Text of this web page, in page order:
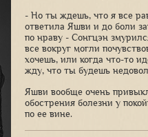
- Но ты ждешь, что я все
ответила Яшви и до боли
по нраву - Сонгцэн
все вокруг могли
хочешь, или когда что-то
жду, что ты будешь
Яшви вообще очень
обострения болезни у
по ее вине.